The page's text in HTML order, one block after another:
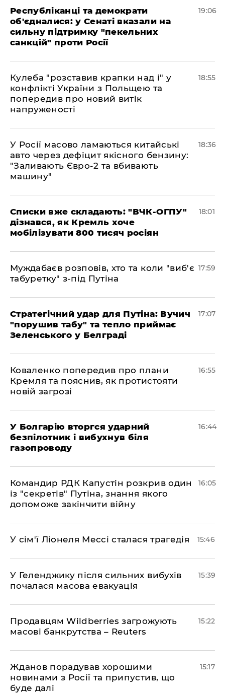
Республіканці та демократи
об'єдналися: у Сенаті вказали на
сильну підтримку "пекельних
санкцій" проти Росії
19:06
Кулеба "розставив крапки над і" у
конфлікті України з Польщею та
попередив про новий витік
напруженості
18:55
У Росії масово ламаються китайські
авто через дефіцит якісного бензину:
"Заливають Євро-2 та вбивають
машину"
18:36
Списки вже складають: "ВЧК-ОГПУ"
дізнався, як Кремль хоче
мобілізувати 800 тисяч росіян
18:01
Муждабаєв розповів, хто та коли "виб'є
табуретку" з-під Путіна
17:59
Стратегічний удар для Путіна: Вучич
"порушив табу" та тепло приймає
Зеленського у Белграді
17:07
Коваленко попередив про плани
Кремля та пояснив, як протистояти
новій загрозі
16:55
У Болгарію вторгся ударний
безпілотник і вибухнув біля
газопроводу
16:44
Командир РДК Капустін розкрив один
із "секретів" Путіна, знання якого
допоможе закінчити війну
16:05
У сім'ї Ліонеля Мессі сталася трагедія 15:46
У Геленджику після сильних вибухів
почалася масова евакуація
15:39
Продавцям Wildberries загрожують
масові банкрутства – Reuters
15:22
Жданов порадував хорошими
новинами з Росії та припустив, що
буде далі
15:17